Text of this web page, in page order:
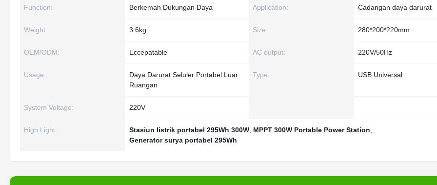
Function: Berkemah Dukungan Daya Application: Cadangan daya darurat
Weight: 3.6kg Size: 280*200*220mm
OEM/ODM: Eccepatable AC output: 220V/50Hz
Usage:
Daya Darurat Seluler Portabel Luar
Ruangan
Type: USB Universal
System Voltage: 220V
High Light: Stasiun listrik portabel 295Wh 300W MPPT 300W Portable Power Station
Generator surya portabel 295Wh